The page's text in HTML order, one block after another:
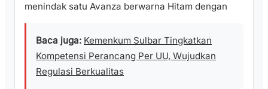
menindak satu Avanza berwarna Hitam dengan
Baca juga: Kemenkum Sulbar Tingkatkan
Kompetensi Perancang Per UU, Wujudkan
Regulasi Berkualitas